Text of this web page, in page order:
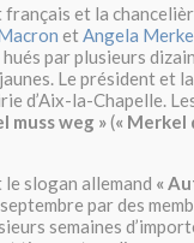
et la
etAngela
par plusieurs
Le président et
d’Aix-la-Chapelle.
muss weg »(« Merkel
slogan allemand «
par des
semaines